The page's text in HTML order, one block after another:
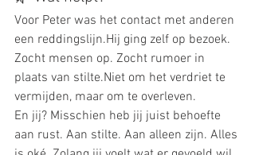
Voor Peter was het contact met anderen
een reddingslijn.Hij ging zelf op bezoek.
Zocht mensen op. Zocht rumoer in
plaats van stilte.Niet om het verdriet te
vermijden, maar om te overleven.
En jij? Misschien heb jij juist behoefte
aan rust. Aan stilte. Aan alleen zijn. Alles